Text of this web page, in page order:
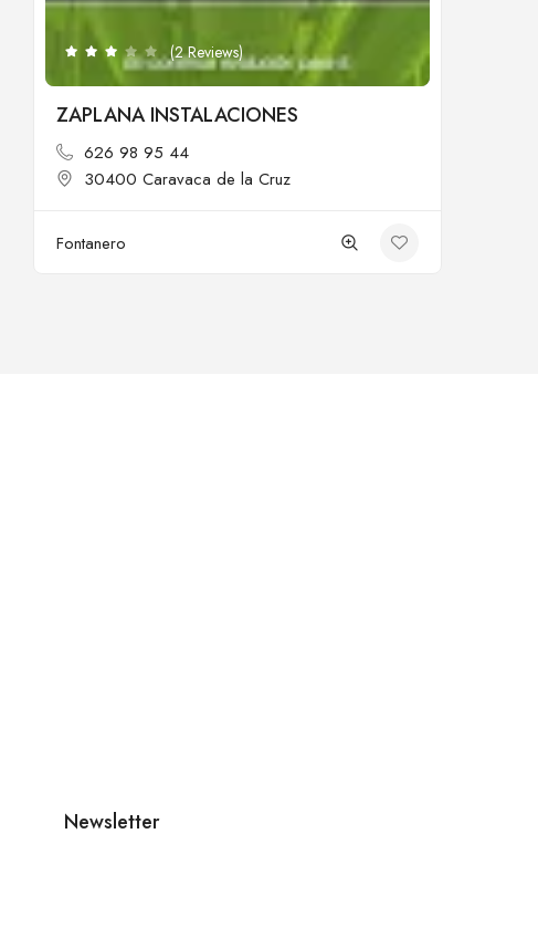
(2 Reviews)
ZAPLANA INSTALACIONES
626 98 95 44
30400 Caravaca de la Cruz
Fontanero
Newsletter